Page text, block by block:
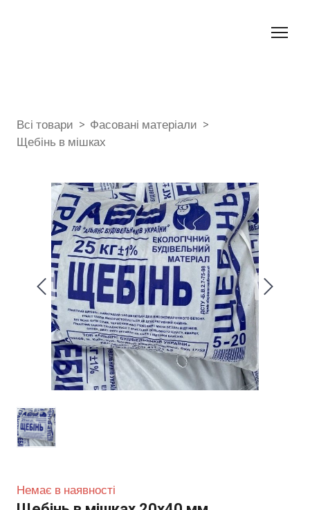
Всі товари
Фасовані матеріали
Щебінь в мішках
Немає в наявності